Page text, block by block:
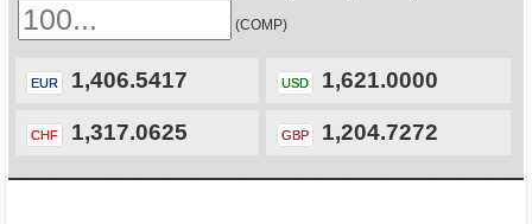
(COMP)
EUR 1,406.5417 USD 1,621.0000
CHF 1,317.0625 GBP 1,204.7272